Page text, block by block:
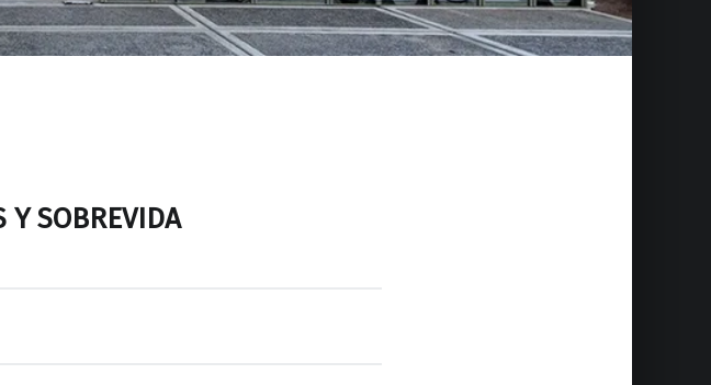
Y SOBREVIDA